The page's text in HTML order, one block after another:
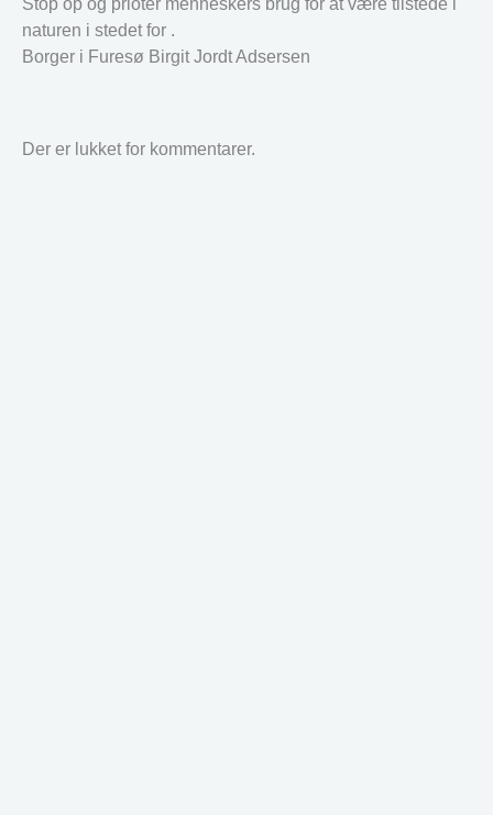
naturen i stedet for .
Borger i Furesø Birgit Jordt Adsersen
Der er lukket for kommentarer.